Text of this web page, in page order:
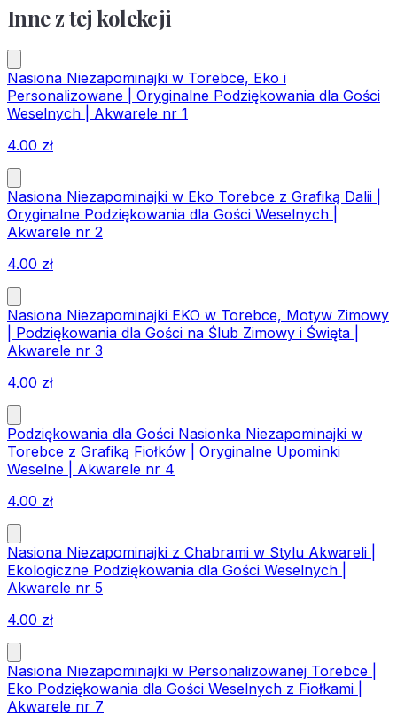
Inne z tej kolekcji
Nasiona Niezapominajki w Torebce, Eko i
Personalizowane | Oryginalne Podziękowania dla Gości
Weselnych | Akwarele nr 1
4.00 zł
Nasiona Niezapominajki w Eko Torebce z Grafiką Dalii |
Oryginalne Podziękowania dla Gości Weselnych |
Akwarele nr 2
4.00 zł
Nasiona Niezapominajki EKO w Torebce, Motyw Zimowy
| Podziękowania dla Gości na Ślub Zimowy i Święta |
Akwarele nr 3
4.00 zł
Podziękowania dla Gości Nasionka Niezapominajki w
Torebce z Grafiką Fiołków | Oryginalne Upominki
Weselne | Akwarele nr 4
4.00 zł
Nasiona Niezapominajki z Chabrami w Stylu Akwareli |
Ekologiczne Podziękowania dla Gości Weselnych |
Akwarele nr 5
4.00 zł
Nasiona Niezapominajki w Personalizowanej Torebce |
Eko Podziękowania dla Gości Weselnych z Fiołkami |
Akwarele nr 7